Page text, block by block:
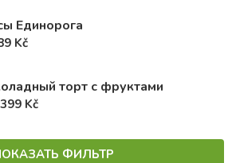
Единорога
Kč
торт с фруктами
Kč
ФИЛЬТР